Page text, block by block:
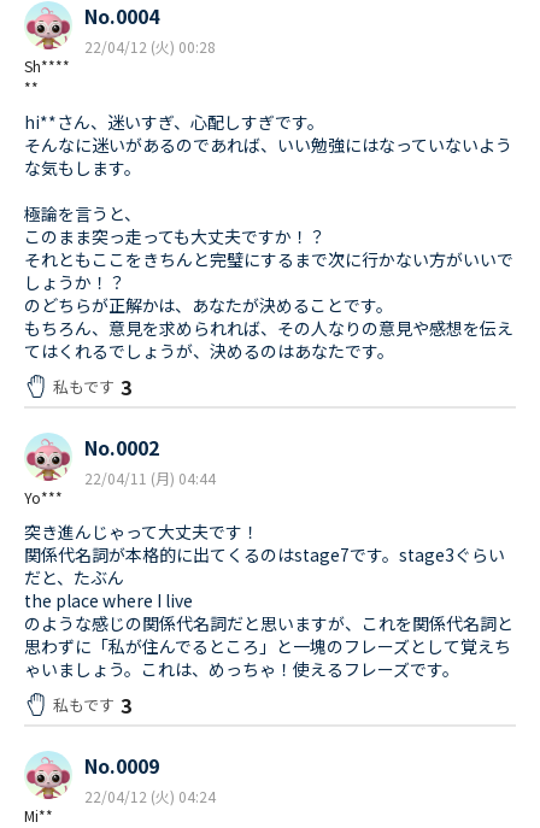
Sh****
**
No.0004
22/04/12 (火) 00:28
hi**さん、迷いすぎ、心配しすぎです。
そんなに迷いがあるのであれば、いい勉強にはなっていないよう
な気もします。
極論を言うと、
このまま突っ走っても大丈夫ですか！？
それともここをきちんと完璧にするまで次に行かない方がいいで
しょうか！？
のどちらが正解かは、あなたが決めることです。
もちろん、意見を求められれば、その人なりの意見や感想を伝え
てはくれるでしょうが、決めるのはあなたです。
私もです 3
Yo***
No.0002
22/04/11 (月) 04:44
突き進んじゃって大丈夫です！
関係代名詞が本格的に出てくるのはstage7です。stage3ぐらい
だと、たぶん
the place where I live
のような感じの関係代名詞だと思いますが、これを関係代名詞と
思わずに「私が住んでるところ」と一塊のフレーズとして覚えち
ゃいましょう。これは、めっちゃ！使えるフレーズです。
私もです 3
Mi**
No.0009
22/04/12 (火) 04:24